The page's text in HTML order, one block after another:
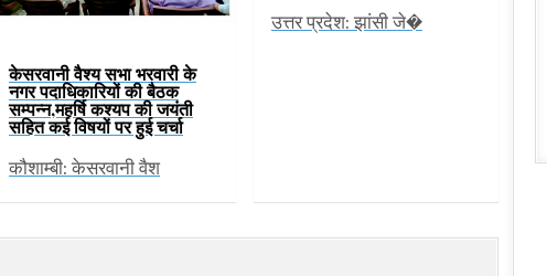
केसरवानी वैश्य सभा भरवारी के
नगर पदाधिकारियों की बैठक
सम्पन्न,महर्षि कश्यप की जयंती
सहित कई विषयों पर हुई चर्चा
कौशाम्बी: केसरवानी वैश
उत्तर प्रदेश: झांसी जे�